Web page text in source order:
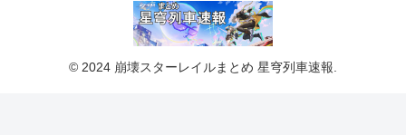
© 2024 崩壊スターレイルまとめ 星穹列車速報.